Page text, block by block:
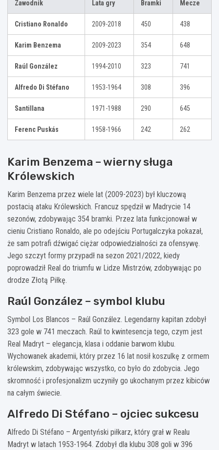
Zawodnik Lata gry Bramki Mecze
Cristiano Ronaldo 2009-2018 450 438
Karim Benzema 2009-2023 354 648
Raúl González 1994-2010 323 741
Alfredo Di Stéfano 1953-1964 308 396
Santillana 1971-1988 290 645
Ferenc Puskás 1958-1966 242 262
Karim Benzema – wierny sługa
Królewskich
Karim Benzema przez wiele lat (2009-2023) był kluczową
postacią ataku Królewskich. Francuz spędził w Madrycie 14
sezonów, zdobywając 354 bramki. Przez lata funkcjonował w
cieniu Cristiano Ronaldo, ale po odejściu Portugalczyka pokazał,
że sam potrafi dźwigać ciężar odpowiedzialności za ofensywę.
Jego szczyt formy przypadł na sezon 2021/2022, kiedy
poprowadził Real do triumfu w Lidze Mistrzów, zdobywając po
drodze Złotą Piłkę.
Raúl González – symbol klubu
Symbol Los Blancos – Raúl González. Legendarny kapitan zdobył
323 gole w 741 meczach. Raúl to kwintesencja tego, czym jest
Real Madryt – elegancja, klasa i oddanie barwom klubu.
Wychowanek akademii, który przez 16 lat nosił koszulkę z ormem
królewskim, zdobywając wszystko, co było do zdobycia. Jego
skromność i profesjonalizm uczyniły go ukochanym przez kibiców
na całym świecie.
Alfredo Di Stéfano – ojciec sukcesu
Alfredo Di Stéfano – Argentyński piłkarz, który grał w Realu
Madryt w latach 1953-1964. Zdobył dla klubu 308 goli w 396